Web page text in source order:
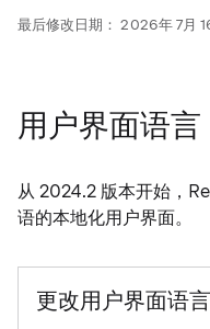
最后修改日期： 2026年 7月
用户界面语言
从 2024.2 版本开始，
语的本地化用户界面。
更改用户界面语言